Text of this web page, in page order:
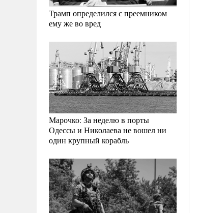
Трамп определился с преемником
ему же во вред
Марочко: За неделю в порты
Одессы и Николаева не вошел ни
один крупный корабль